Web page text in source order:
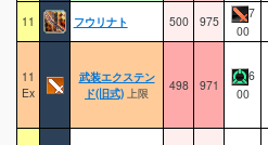
11
フウリナト 500 975
7
00
11
Ex
武装エクステン
ド(旧式) 上限 498 971
6
00